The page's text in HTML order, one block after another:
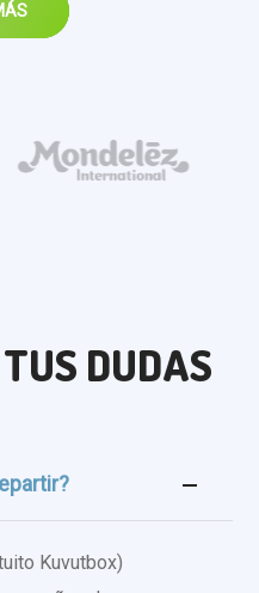
DUDAS
Kuvutbox)